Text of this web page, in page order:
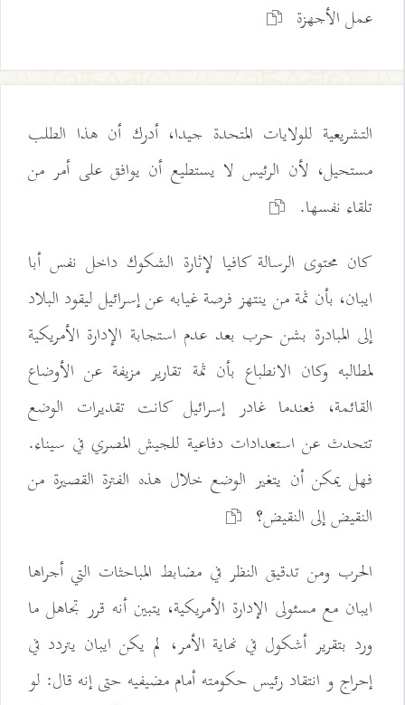
عمل الأجهزة
التشريعية للولايات المتحدة جيدا، أدرك أن هذا الطلب
مستحيل، لأن الرئيس لا يستطيع أن يوافق على أمر من
تلقاء نفسها.
كان محتوى الرسالة كافيا لإثارة الشكوك داخل نفس أبا
ايبان، بأن ثمة من ينتهز فرصة غيابه عن إسرائيل ليقود البلاد
إلى المبادرة بشن حرب بعد عدم استجابة الإدارة الأمريكية
لمطالبه وكان الانطباع بأن ثمة تقارير مزيفة عن الأوضاع
القائمة، فعندما غادر إسرائيل كانت تقديرات الوضع
تتحدث عن استعدادات دفاعية للجيش المصري في سيناء.
فهل يمكن أن يتغير الوضع خلال هذه الفترة القصيرة من
النقيض إلى النقيض؟
الحرب ومن تدقيق النظر في مضابط المباحثات التي أجراها
ايبان مع مسئولى الإدارة الأمريكية، يتبين أنه قرر تجاهل ما
ورد بتقرير أشكول في نهاية الأمر، لم يكن ايبان يتردد في
إحراج و انتقاد رئيس حكومته أمام مضيفيه حتى إنه قال: لو